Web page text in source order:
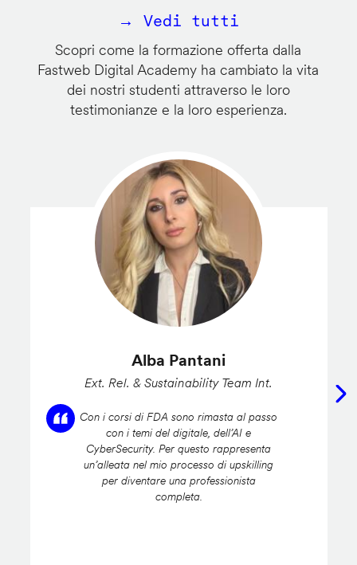
→ Vedi tutti
Scopri come la formazione offerta dalla
Fastweb Digital Academy ha cambiato la vita
dei nostri studenti attraverso le loro
testimonianze e la loro esperienza.
Alba Pantani
Ext. Rel. & Sustainability Team Int.
Con i corsi di FDA sono rimasta al passo
con i temi del digitale, dell’AI e
CyberSecurity. Per questo rappresenta
un’alleata nel mio processo di upskilling
per diventare una professionista
completa.